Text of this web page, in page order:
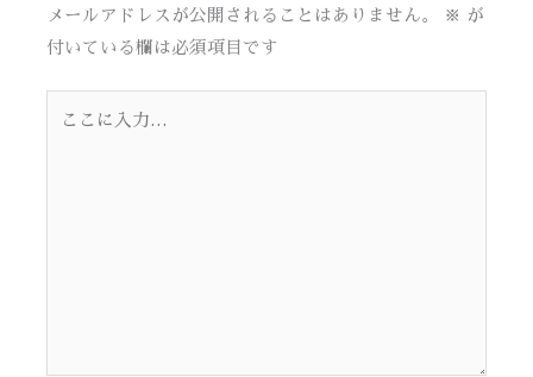
メールアドレスが公開されることはありません。 ※
が
付いている欄は必須項目です